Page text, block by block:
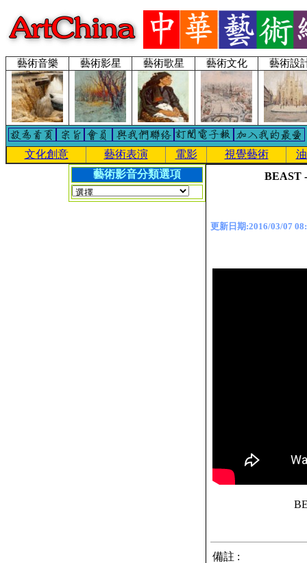
藝術音樂 藝術影星 藝術歌星 藝術文化 藝術設
文化創意 藝術表演 電影 視覺藝術
藝術影音分類選項
BEAST
更新日期:2016/03/07
備註 :